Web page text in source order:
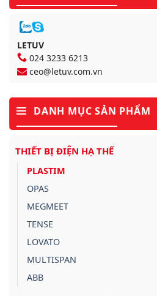
LETUV
024 3233 6213
ceo@letuv.com.vn
DANH MỤC SẢN PHẨM
THIẾT BỊ ĐIỆN HẠ THẾ
PLASTIM
OPAS
MEGMEET
TENSE
LOVATO
MULTISPAN
ABB